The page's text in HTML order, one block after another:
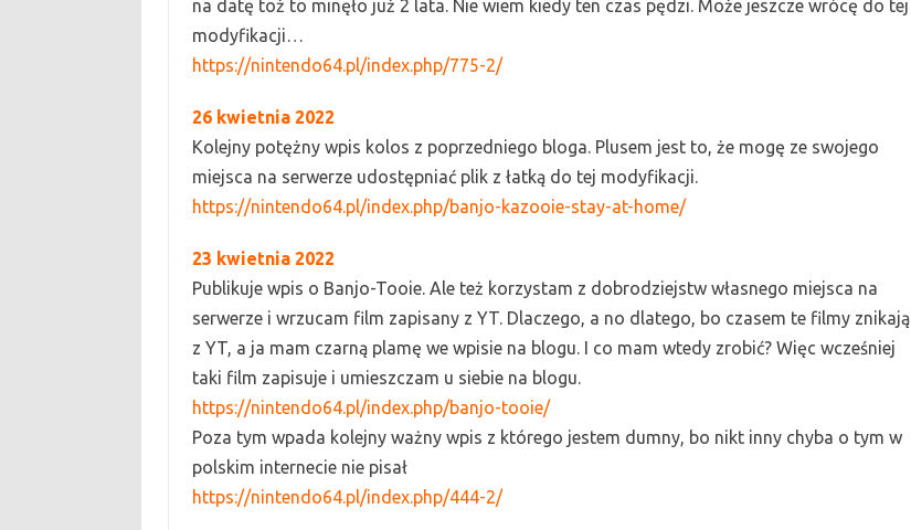
na datę toż to minęło już 2 lata. Nie wiem kiedy ten czas pędzi. Może jeszcze wrócę do tej
modyfikacji…
https://nintendo64.pl/index.php/775-2/
26 kwietnia2022
Kolejny potężny wpis kolos z poprzedniego bloga. Plusem jest to, że mogę ze swojego
miejsca na serwerze udostępniać plik z łatką do tej modyfikacji.
https://nintendo64.pl/index.php/banjo-kazooie-stay-at-home/
23 kwietnia2022
Publikuje wpis o Banjo-Tooie. Ale też korzystam z dobrodziejstw własnego miejsca na
serwerze i wrzucam film zapisany z YT. Dlaczego, a no dlatego, bo czasem te filmy znikają
z YT, a ja mam czarnąplamę we wpisie na blogu. I co mam wtedy zrobić? Więc wcześniej
taki film zapisuje i umieszczam u siebie na blogu.
https://nintendo64.pl/index.php/banjo-tooie/
Poza tym wpada kolejny ważny wpis z którego jestem dumny, bo nikt inny chyba o tym w
polskim internecie nie pisał
https://nintendo64.pl/index.php/444-2/